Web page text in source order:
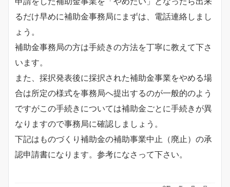
るだけ早めに補助金事務局にまずは、電話連絡しまし
ょう。
補助金事務局の方は手続きの方法を丁寧に教えて下さ
います。
また、採択発表後に採択された補助金事業をやめる場
合は所定の様式を事務局へ提出するのが一般的のよう
ですがこの手続きについては補助金ごとに手続きが異
なりますので事務局に確認しましょう。
下記はものづくり補助金の補助事業中止（廃止）の承
認申請書になります。参考になさって下さい。